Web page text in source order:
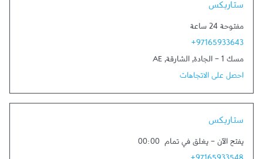
ستاربكس
مفتوحة 24 ساعة
+97165933643
مسك 1 - الجادة
, الشارقة,
AE
احصل على الاتجاهات
ستاربكس
يفتح الآن - يغلق في تمام 00:00